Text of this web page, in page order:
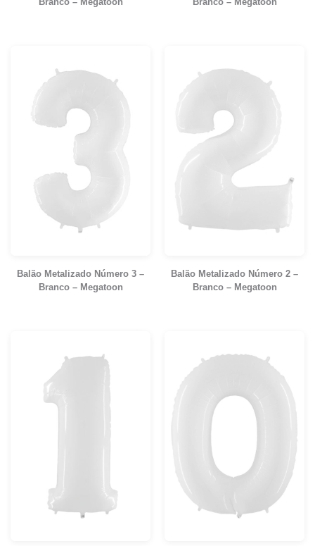
Balão Metalizado Número 3 –
Branco – Megatoon
Balão Metalizado Número 2 –
Branco – Megatoon